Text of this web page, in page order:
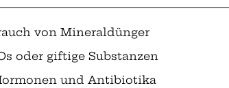
von Mineraldünger
oder giftige Substanzen
und Antibiotika